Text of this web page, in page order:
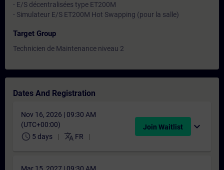
- E/S décentralisées type ET200M
- Simulateur E/S ET200M Hot Swapping (pour la salle)
Target Group
Technicien de Maintenance niveau 2
Dates And Registration
Nov 16, 2026 | 09:30 AM
(UTC+00:00)
schedule 5 days translate FR
Join Waitlist expand_more